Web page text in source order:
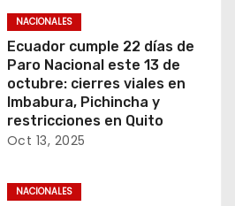
NACIONALES
Ecuador cumple 22 días de
Paro Nacional este 13 de
octubre: cierres viales en
Imbabura, Pichincha y
restricciones en Quito
Oct 13, 2025
NACIONALES